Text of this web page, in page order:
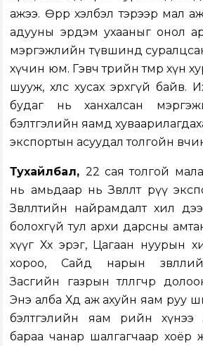
ажээ. Өөрөөр хэлбэл тэрээр мал
адууны эрдэм ухааныг онол
мэргэжлийн түвшинд
хүчин юм. Гэвч төрийн төмөр хүн
шууж, хөлс хусах эрхгүй байв. Их
будаг нь ханхалсан
бэлтгэлийн яамд
экспортын асуудал толгойн
Тухайлбал, 22 сая толгой
нь амьдаар нь Зөвлөлт рүү
Зөвлөлтийн найрамдалт хил
болохгүй тул архи дарсны
хүүг Хөх эрэг, Цагаан нуурын
хороо, Сайд нарын
Засгийн газрын төлөөлөгчөөр
Энэ алба Хөдөө аж ахуйн яам
бэлтгэлийн яам өөрийн хүнээ
бараа чанар шалгагчаар хоёр